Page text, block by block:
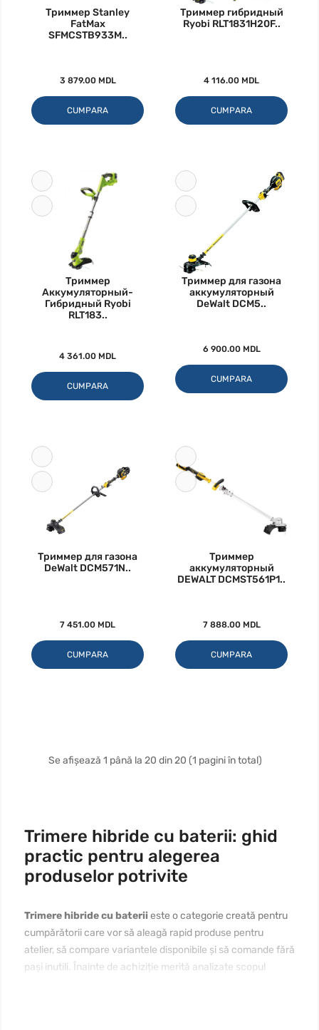
Триммер Stanley
FatMax
SFMCSTB933M..
3 879.00 MDL
CUMPARA
Триммер гибридный
Ryobi RLT1831H20F..
4 116.00 MDL
CUMPARA
Триммер
Аккумуляторный-
Гибридный Ryobi
RLT183..
4 361.00 MDL
CUMPARA
Триммер для газона
аккумуляторный
DeWalt DCM5..
6 900.00 MDL
CUMPARA
Триммер для газона
DeWalt DCM571N..
7 451.00 MDL
CUMPARA
Триммер
аккумуляторный
DEWALT DCMST561P1..
7 888.00 MDL
CUMPARA
Se afișează 1 până la 20 din 20 (1 pagini în total)
Trimere hibride cu baterii: ghid
practic pentru alegerea
produselor potrivite
Trimere hibride cu baterii este o categorie creată pentru
cumpărătorii care vor să aleagă rapid produse pentru
atelier, să compare variantele disponibile și să comande fără
pași inutili. Înainte de achiziție merită analizate scopul